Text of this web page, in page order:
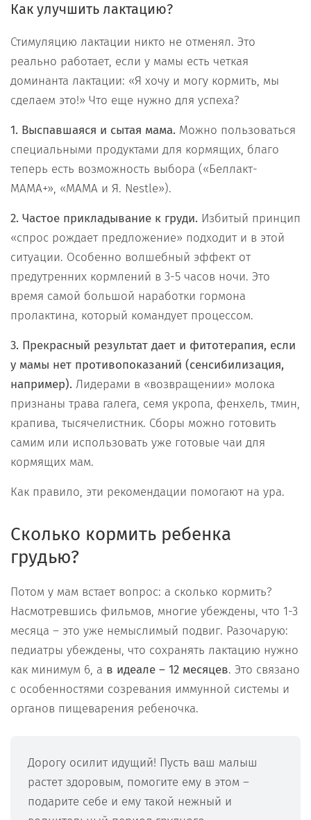
Как улучшить лактацию?
Стимуляцию лактации никто не отменял. Это
реально работает, если у мамы есть четкая
доминанта лактации: «Я хочу и могу кормить, мы
сделаем это!» Что еще нужно для успеха?
1. Выспавшаяся и сытая мама. Можно пользоваться
специальными продуктами для кормящих, благо
теперь есть возможность выбора («Беллакт-
МАМА+», «МАМА и Я. Nestlе»).
2. Частое прикладывание к груди. Избитый принцип
«спрос рождает предложение» подходит и в этой
ситуации. Особенно волшебный эффект от
предутренних кормлений в 3-5 часов ночи. Это
время самой большой наработки гормона
пролактина, который командует процессом.
3. Прекрасный результат дает и фитотерапия, если
у мамы нет противопоказаний (сенсибилизация,
например). Лидерами в «возвращении» молока
признаны трава галега, семя укропа, фенхель, тмин,
крапива, тысячелистник. Сборы можно готовить
самим или использовать уже готовые чаи для
кормящих мам.
Как правило, эти рекомендации помогают на ура.
Сколько кормить ребенка
грудью?
Потом у мам встает вопрос: а сколько кормить?
Насмотревшись фильмов, многие убеждены, что 1-3
месяца – это уже немыслимый подвиг. Разочарую:
педиатры убеждены, что сохранять лактацию нужно
как минимум 6, а в идеале – 12 месяцев. Это связано
с особенностями созревания иммунной системы и
органов пищеварения ребеночка.
Дорогу осилит идущий! Пусть ваш малыш
растет здоровым, помогите ему в этом –
подарите себе и ему такой нежный и